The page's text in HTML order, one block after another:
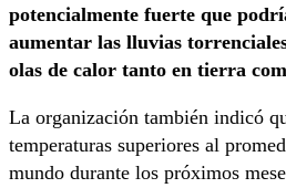
potencialmente fuerte que
aumentar las lluvias
olas de calor tanto en tierra
La organización también indicó
temperaturas superiores al
mundo durante los próximos